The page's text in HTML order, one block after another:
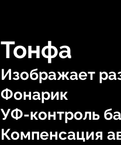
Тонфа
Изображает
Фонарик
УФ-контроль
Компенсация